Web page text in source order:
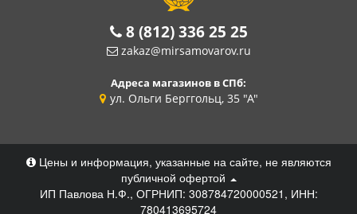
8 (812) 336 25 25
zakaz@mirsamovarov.ru
Адреса магазинов в СПб:
ул. Ольги Берггольц, 35 "А"
Цены и информация, указанные на сайте, не являются
публичной офертой
ИП Павлова Н.Ф., ОГРНИП: 308784720000521, ИНН:
780413695724